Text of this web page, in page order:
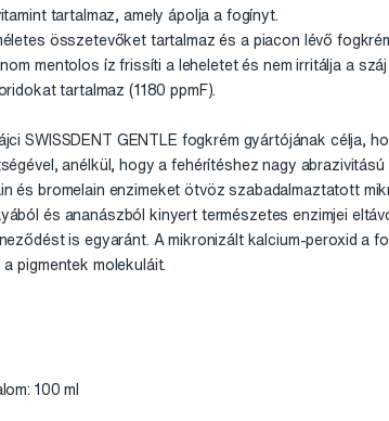
tartalmaz, amely ápolja a fogínyt.
összetevőket tartalmaz és a piacon lévő
mentolos íz frissíti a leheletet és nem irritálja a
tartalmaz (1180 ppmF).
SWISSDENT GENTLE fogkrém gyártójának célja,
anélkül, hogy a fehérítéshez nagy
és bromelain enzimeket ötvöz szabadalmaztatott
és ananászból kinyert természetes enzimjei
is egyaránt. A mikronizált kalcium-peroxid a
pigmentek molekuláit.
100 ml